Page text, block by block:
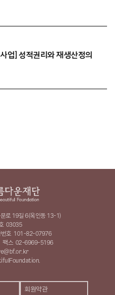
업] 성적권리와 재생산정의를 위
회원약관
로 19길 6(옥인동 13-1)
03035
호 101-82-07976
팩스 02-6969-5196